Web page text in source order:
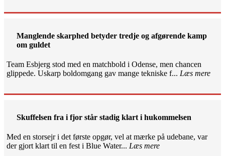
Manglende skarphed betyder tredje og afgørende kamp
om guldet
Team Esbjerg stod med en matchbold i Odense, men chancen
glippede. Uskarp boldomgang gav mange tekniske f... Læs mere
Skuffelsen fra i fjor står stadig klart i hukommelsen
Med en storsejr i det første opgør, vel at mærke på udebane, var
der gjort klart til en fest i Blue Water... Læs mere